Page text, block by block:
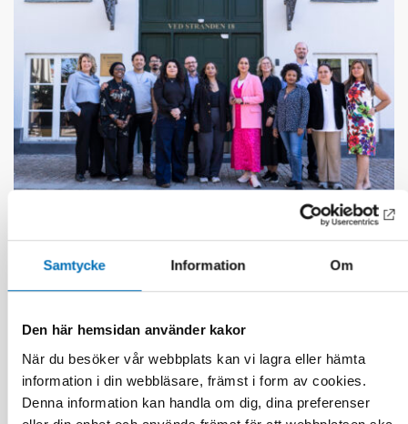
Samtycke Information Om
Den här hemsidan använder kakor
När du besöker vår webbplats kan vi lagra eller hämta
information i din webbläsare, främst i form av cookies.
Denna information kan handla om dig, dina preferenser
15 okt 2025
A stronger Nordic region through inclusive
integration – 14 recommendations by The